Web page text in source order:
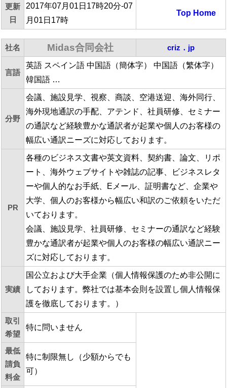
更新
日
2017年07月01日17時20分-07
月01日17時
Top Home
社名 Midas合同会社 criz．jp
言語
英語 スペイン語 中国語（簡体字） 中国語（繁体字）
韓国語 …
分野
会議、施設見学、視察、商談、空港送迎、海外同行、
海外現地通訳の手配、アテンド、社員研修、セミナー
の通訳など経験豊かな通訳者が起業や個人のお客様の
幅広い通訳ニーズに対応しております。
PR
各種のビジネス文書や英文資料、契約書、論文、リポ
ート、海外ウェブサイトや雑誌の記事、ビジネスレタ
ーや個人的なお手紙、Eメール、証明書など、企業や
大学、個人のお客様から幅広い和訳のご依頼をいただ
いております。
会議、施設見学、社員研修、セミナーの通訳など経験
豊かな通訳者が起業や個人のお客様の幅広い通訳ニー
ズに対応しております。
実績
国公立および大手企業（個人情報保護のため非公開に
しております。弊社では基本会則を設置し個人情報保
護を徹底しております。）
取引
希望
特に問いません
最低
請負
料金
特に制限無し（少額からでも
可）